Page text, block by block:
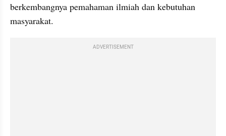
berkembangnya pemahaman ilmiah dan kebutuhan
masyarakat.
ADVERTISEMENT